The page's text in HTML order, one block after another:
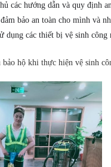
các hướng dẫn và quy định
bảo an toàn cho mình và
dụng các thiết bị vệ sinh công
hộ khi thực hiện vệ sinh